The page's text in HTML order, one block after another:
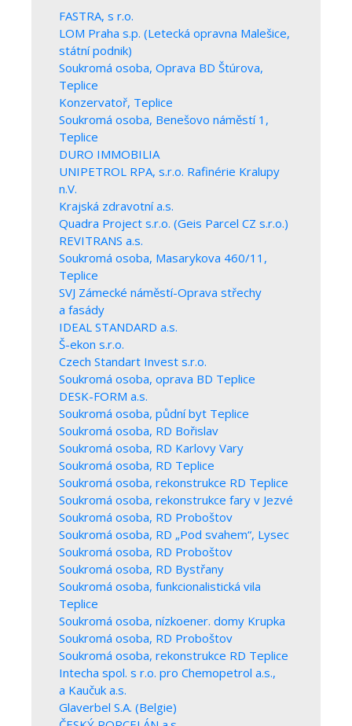
FASTRA, s r.o.
LOM Praha s.p. (Letecká opravna Malešice,
státní podnik)
Soukromá osoba, Oprava BD Štúrova,
Teplice
Konzervatoř, Teplice
Soukromá osoba, Benešovo náměstí 1,
Teplice
DURO IMMOBILIA
UNIPETROL RPA, s.r.o. Rafinérie Kralupy
n.V.
Krajská zdravotní a.s.
Quadra Project s.r.o. (Geis Parcel CZ s.r.o.)
REVITRANS a.s.
Soukromá osoba, Masarykova 460/11,
Teplice
SVJ Zámecké náměstí-Oprava střechy
a fasády
IDEAL STANDARD a.s.
Š-ekon s.r.o.
Czech Standart Invest s.r.o.
Soukromá osoba, oprava BD Teplice
DESK-FORM a.s.
Soukromá osoba, půdní byt Teplice
Soukromá osoba, RD Bořislav
Soukromá osoba, RD Karlovy Vary
Soukromá osoba, RD Teplice
Soukromá osoba, rekonstrukce RD Teplice
Soukromá osoba, rekonstrukce fary v Jezvé
Soukromá osoba, RD Proboštov
Soukromá osoba, RD „Pod svahem“, Lysec
Soukromá osoba, RD Proboštov
Soukromá osoba, RD Bystřany
Soukromá osoba, funkcionalistická vila
Teplice
Soukromá osoba, nízkoener. domy Krupka
Soukromá osoba, RD Proboštov
Soukromá osoba, rekonstrukce RD Teplice
Intecha spol. s r.o. pro Chemopetrol a.s.,
a Kaučuk a.s.
Glaverbel S.A. (Belgie)